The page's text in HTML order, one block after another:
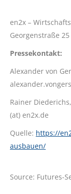
en2x –
Georgenstraße
Pressekontakt:
Alexander von
Rainer
(at) en2x.de
Quelle: https://
ausbauen/
Source: Futures-